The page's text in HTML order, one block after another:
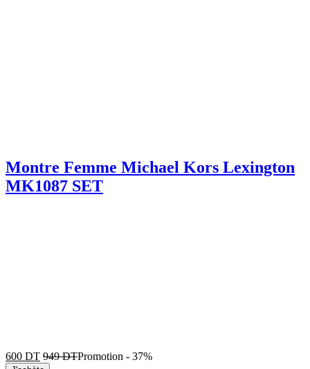
Montre Femme Michael Kors Lexington
MK1087 SET
600 DT 949DTPromotion - 37%